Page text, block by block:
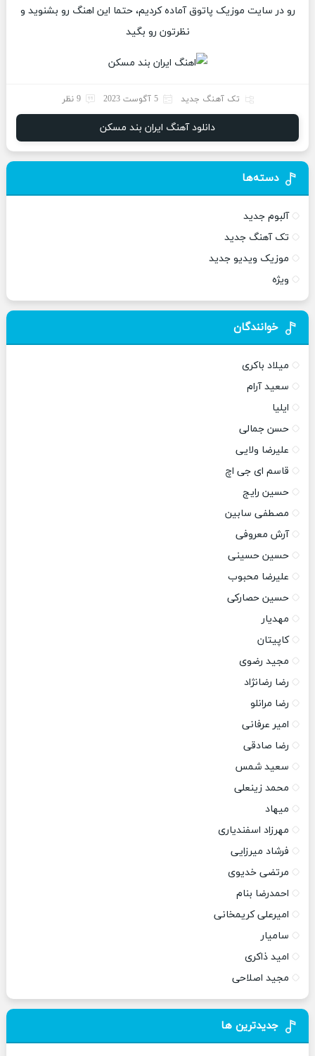
رو در سایت موزیک پاتوق آماده کردیم، حتما این اهنگ رو بشنوید و
نظرتون رو بگید
تک آهنگ جدید 5 آگوست 2023 9 نظر
دانلود آهنگ ایران بند مسکن
دسته‌ها
آلبوم جدید
تک آهنگ جدید
موزیک ویدیو جدید
ویژه
خوانندگان
میلاد باکری
سعید آرام
ایلیا
حسن جمالی
علیرضا ولایی
قاسم ای جی اچ
حسین رایج
مصطفی سابین
آرش معروفی
حسین حسینی
علیرضا محبوب
حسین حصارکی
مهدیار
کاپیتان
مجید رضوی
رضا رضانژاد
رضا مرانلو
امیر عرفانی
رضا صادقی
سعید شمس
محمد زینعلی
میهاد
مهرزاد اسفندیاری
فرشاد میرزایی
مرتضی خدیوی
احمدرضا بنام
امیرعلی کریمخانی
سامیار
امید ذاکری
مجید اصلاحی
جدیدترین ها